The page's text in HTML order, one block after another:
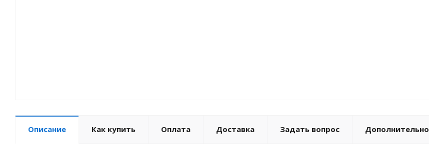
Описание Как купить Оплата Доставка Задать вопрос Дополнительно